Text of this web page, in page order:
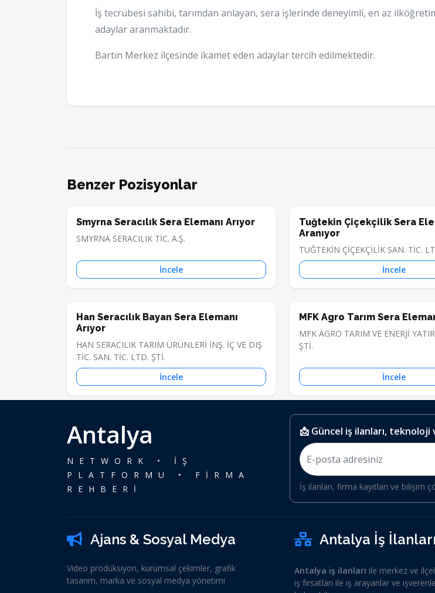
İş tecrübesi sahibi, tarımdan anlayan, sera işlerinde deneyimli, en az
adaylar aranmaktadır.
Bartın Merkez ilçesinde ikamet eden adaylar tercih edilmektedir.
Benzer Pozisyonlar
Smyrna Seracılık Sera Elemanı Arıyor
SMYRNA SERACILIK TİC. A.Ş.
İncele
Tuğtekin Çiçekçilik Sera
Aranıyor
TUĞTEKİN ÇİÇEKÇİLİK SAN. TİC.
İncele
Han Seracılık Bayan Sera Elemanı
Arıyor
HAN SERACILIK TARIM ÜRÜNLERİ İNŞ. İÇ VE DIŞ
TİC. SAN. TİC. LTD. ŞTİ.
İncele
MFK Agro Tarım Sera
MFK AGRO TARIM VE ENERJİ
ŞTİ.
İncele
Antalya
NETWORK • İŞ
PLATFORMU • FİRMA
REHBERİ
📩 Güncel iş ilanları, teknoloji
İş ilanları, firma kayıtları ve bilişim
Ajans & Sosyal Medya
Video prodüksiyon, kurumsal çekimler, grafik
tasarım, marka ve sosyal medya yönetimi
Antalya İş İlanları
Antalya iş ilanları ile merkez ve
iş fırsatları ile iş arayanlar ve